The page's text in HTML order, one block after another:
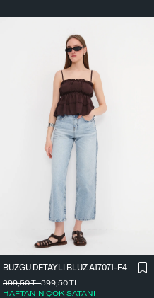
BÜZGÜ DETAYLI BLUZ A17071-F4
399,50TL
HAFTANIN ÇOK SATANI
399,50TL